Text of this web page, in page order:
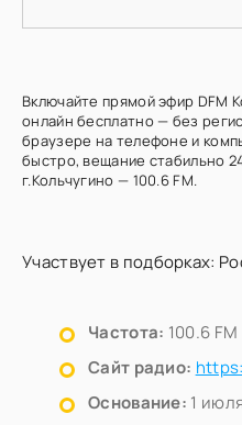
Включайте прямой эфир DFM
онлайн бесплатно — без
браузере на телефоне и
быстро, вещание стабильно
г.Кольчугино — 100.6 FM.
Участвует в подборках:
Частота: 100.6 FM
Сайт радио:
Основание: 1